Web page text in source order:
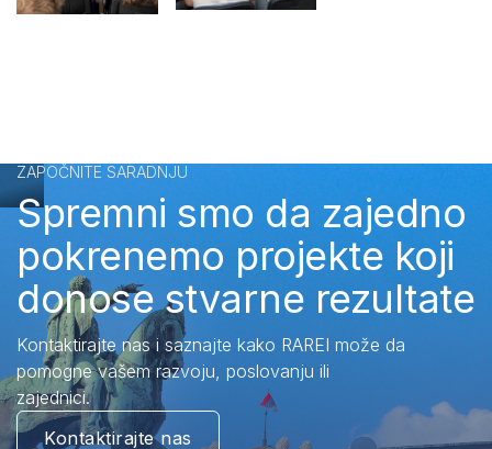
ZAPOČNITE SARADNJU
Spremni smo da zajedno
pokrenemo projekte koji
donose stvarne rezultate
Kontaktirajte nas i saznajte kako RAREI može da
pomogne vašem razvoju, poslovanju ili
zajednici.
Kontaktirajte nas